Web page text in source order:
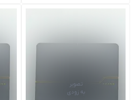
تصویر
به زودی